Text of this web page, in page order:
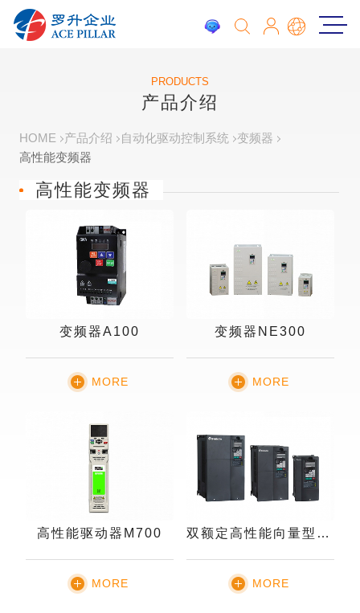
PRODUCTS
产品介绍
HOME 产品介绍 自动化驱动控制系统
变频器
高性能变频器
高性能变频器
变频器A100
MORE
变频器NE300
MORE
高性能驱动器M700
MORE
双额定高性能向量型变频器SF3
MORE